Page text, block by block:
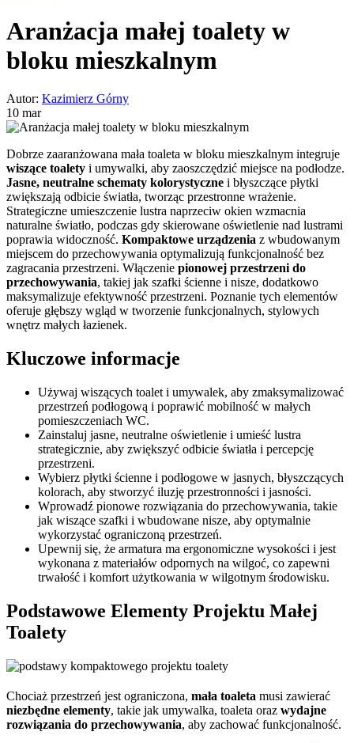
Aranżacja małej toalety w
bloku mieszkalnym
Autor: Kazimierz Górny
10 mar
Dobrze zaaranżowana mała toaleta w bloku mieszkalnym integruje
wiszące toalety i umywalki, aby zaoszczędzić miejsce na podłodze.
Jasne, neutralne schematy kolorystyczne i błyszczące płytki
zwiększają odbicie światła, tworząc przestronne wrażenie.
Strategiczne umieszczenie lustra naprzeciw okien wzmacnia
naturalne światło, podczas gdy skierowane oświetlenie nad lustrami
poprawia widoczność. Kompaktowe urządzenia z wbudowanym
miejscem do przechowywania optymalizują funkcjonalność bez
zagracania przestrzeni. Włączenie pionowej przestrzeni do
przechowywania, takiej jak szafki ścienne i nisze, dodatkowo
maksymalizuje efektywność przestrzeni. Poznanie tych elementów
oferuje głębszy wgląd w tworzenie funkcjonalnych, stylowych
wnętrz małych łazienek.
Kluczowe informacje
Używaj wiszących toalet i umywalek, aby zmaksymalizować
przestrzeń podłogową i poprawić mobilność w małych
pomieszczeniach WC.
Zainstaluj jasne, neutralne oświetlenie i umieść lustra
strategicznie, aby zwiększyć odbicie światła i percepcję
przestrzeni.
Wybierz płytki ścienne i podłogowe w jasnych, błyszczących
kolorach, aby stworzyć iluzję przestronności i jasności.
Wprowadź pionowe rozwiązania do przechowywania, takie
jak wiszące szafki i wbudowane nisze, aby optymalnie
wykorzystać ograniczoną przestrzeń.
Upewnij się, że armatura ma ergonomiczne wysokości i jest
wykonana z materiałów odpornych na wilgoć, co zapewni
trwałość i komfort użytkowania w wilgotnym środowisku.
Podstawowe Elementy Projektu Małej
Toalety
Chociaż przestrzeń jest ograniczona, mała toaleta musi zawierać
niezbędne elementy, takie jak umywalka, toaleta oraz wydajne
rozwiązania do przechowywania, aby zachować funkcjonalność.